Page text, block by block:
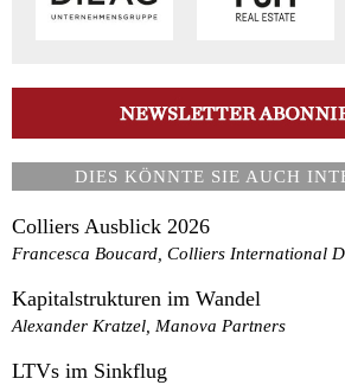
DIES KÖNNTE SIE AUCH
Colliers Ausblick 2026
Francesca Boucard, Colliers International
Kapitalstrukturen im Wandel
Alexander Kratzel, Manova Partners
LTVs im Sinkflug